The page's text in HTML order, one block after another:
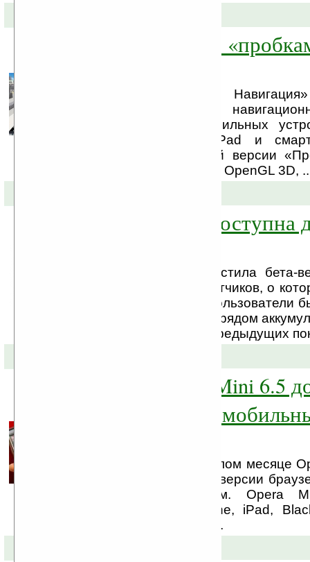
3D-навигация с
Компания «Сидиком
выпуске версии
«Прогород» для мобильных
Apple –планшетов iPad и
Особенностями новой версии
поддержка технологии OpenGL 3D,
iOS 5.0.1 Beta доступна
Компания Apple выпустила бета-
iOS 5.0.1 для разработчиков, о
говорилось. Многие пользователи
слишком быстрым разрядом
4S и на устройствах предыдущих
Браузер Opera Mini 6.5
для почти всех
После выхода в прошлом месяце
Android, последовали версии
мобильных платформ. Opera
использовать в iPhone, iPad,
S60 и Java-телефонах.